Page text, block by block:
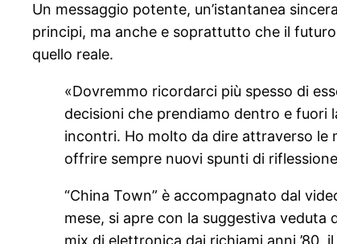
Un messaggio potente, un’istantanea
principi, ma anche e soprattutto che il
quello reale.
«Dovremmo ricordarci più spesso di
decisioni che prendiamo dentro e fuori
incontri. Ho molto da dire attraverso le
offrire sempre nuovi spunti di
“China Town” è accompagnato dal
mese, si apre con la suggestiva veduta
mix di elettronica dai richiami anni ’80,